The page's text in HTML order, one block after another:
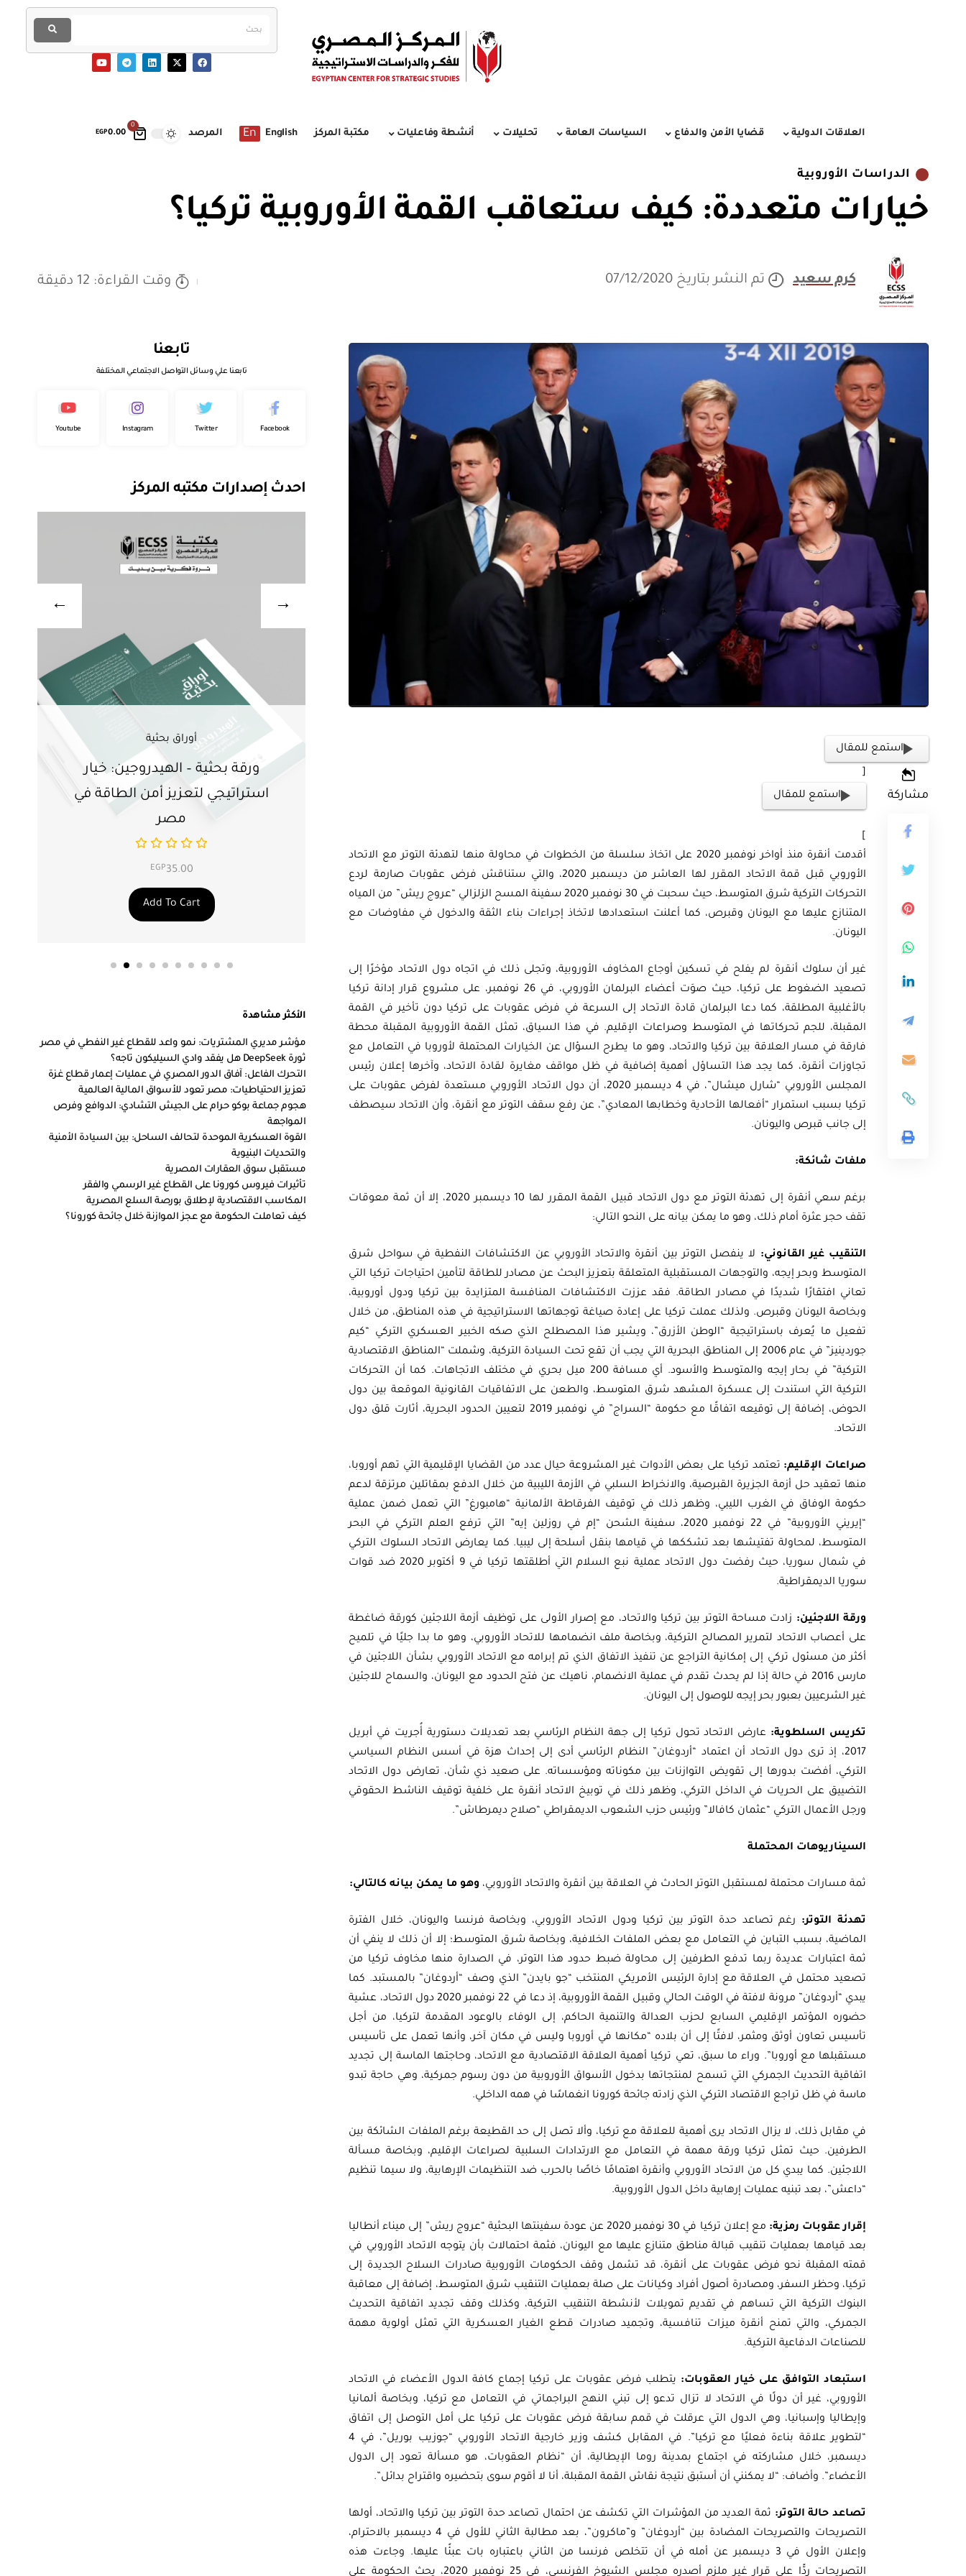
0
EGP0.00 العلاقات الدولية قضايا الأمن والدفاع السياسات العامة تحليلات أنشطة وفاعليات مكتبة المركز English
En المرصد
الدراسات الأوروبية
خيارات متعددة: كيف ستعاقب القمة الأوروبية تركيا؟
كرم سعيد تم النشر بتاريخ 07/12/2020 وقت القراءة: 12 دقيقة
استمع للمقال
مشاركة
[
استمع للمقال
]
أقدمت أنقرة منذ أواخر نوفمبر 2020 على اتخاذ سلسلة من الخطوات في محاولة منها لتهدئة التوتر مع الاتحاد
الأوروبي قبل قمة الاتحاد المقرر لها العاشر من ديسمبر 2020، والتي ستناقش فرض عقوبات صارمة لردع
التحركات التركية شرق المتوسط، حيث سحبت في 30 نوفمبر 2020 سفينة المسح الزلزالي “عروج ريش” من المياه
المتنازع عليها مع اليونان وقبرص، كما أعلنت استعدادها لاتخاذ إجراءات بناء الثقة والدخول في مفاوضات مع
اليونان.
غير أن سلوك أنقرة لم يفلح في تسكين أوجاع المخاوف الأوروبية، وتجلى ذلك في اتجاه دول الاتحاد مؤخرًا إلى
تصعيد الضغوط على تركيا، حيث صوَت أعضاء البرلمان الأوروبي، في 26 نوفمبر، على مشروع قرار إدانة تركيا
بالأغلبية المطلقة، كما دعا البرلمان قادة الاتحاد إلى السرعة في فرض عقوبات على تركيا دون تأخير في القمة
المقبلة، للجم تحركاتها في المتوسط وصراعات الإقليم. في هذا السياق، تمثل القمة الأوروبية المقبلة محطة
فارقة في مسار العلاقة بين تركيا والاتحاد، وهو ما يطرح السؤال عن الخيارات المحتملة لأوروبا في التعامل مع
تجاوزات أنقرة، كما يجد هذا التساؤل أهمية إضافية في ظل مواقف مغايرة لقادة الاتحاد، وآخرها إعلان رئيس
المجلس الأوروبي “شارل ميشال”، في 4 ديسمبر 2020، أن دول الاتحاد الأوروبي مستعدة لفرض عقوبات على
تركيا بسبب استمرار “أفعالها الأحادية وخطابها المعادي”، عن رفع سقف التوتر مع أنقرة، وأن الاتحاد سيصطف
إلى جانب قبرص واليونان.
ملفات شائكة:
برغم سعي أنقرة إلى تهدئة التوتر مع دول الاتحاد قبيل القمة المقرر لها 10 ديسمبر 2020، إلا أن ثمة معوقات
تقف حجر عثرة أمام ذلك، وهو ما يمكن بيانه على النحو التالي:
التنقيب غير القانوني: لا ينفصل التوتر بين أنقرة والاتحاد الأوروبي عن الاكتشافات النفطية في سواحل شرق
المتوسط وبحر إيجه، والتوجهات المستقبلية المتعلقة بتعزيز البحث عن مصادر للطاقة لتأمين احتياجات تركيا التي
تعاني افتقارًا شديدًا في مصادر الطاقة. فقد عززت الاكتشافات المنافسة المتزايدة بين تركيا ودول أوروبية،
وبخاصة اليونان وقبرص. ولذلك عملت تركيا على إعادة صياغة توجهاتها الاستراتيجية في هذه المناطق، من خلال
تفعيل ما يُعرف باستراتيجية “الوطن الأزرق”، ويشير هذا المصطلح الذي صكه الخبير العسكري التركي “كيم
جوردينيز” في عام 2006 إلى المناطق البحرية التي يجب أن تقع تحت السيادة التركية، وشملت “المناطق الاقتصادية
التركية” في بحار إيجه والمتوسط والأسود. أي مسافة 200 ميل بحري في مختلف الاتجاهات. كما أن التحركات
التركية التي استندت إلى عسكرة المشهد شرق المتوسط، والطعن على الاتفاقيات القانونية الموقعة بين دول
الحوض، إضافة إلى توقيعه اتفاقًا مع حكومة “السراج” في نوفمبر 2019 لتعيين الحدود البحرية، أثارت قلق دول
الاتحاد.
صراعات الإقليم: تعتمد تركيا على بعض الأدوات غير المشروعة حيال عدد من القضايا الإقليمية التي تهم أوروبا،
منها تعقيد حل أزمة الجزيرة القبرصية، والانخراط السلبي في الأزمة الليبية من خلال الدفع بمقاتلين مرتزقة لدعم
حكومة الوفاق في الغرب الليبي، وظهر ذلك في توقيف الفرقاطة الألمانية “هامبورغ” التي تعمل ضمن عملية
“إيريني الأوروبية” في 22 نوفمبر 2020، سفينة الشحن “إم في روزلين إيه” التي ترفع العلم التركي في البحر
المتوسط، لمحاولة تفتيشها بعد تشككها في قيامها بنقل أسلحة إلى ليبيا. كما يعارض الاتحاد السلوك التركي
في شمال سوريا، حيث رفضت دول الاتحاد عملية نبع السلام التي أطلقتها تركيا في 9 أكتوبر 2020 ضد قوات
سوريا الديمقراطية.
ورقة اللاجئين: زادت مساحة التوتر بين تركيا والاتحاد، مع إصرار الأولى على توظيف أزمة اللاجئين كورقة ضاغطة
على أعصاب الاتحاد لتمرير المصالح التركية، وبخاصة ملف انضمامها للاتحاد الأوروبي، وهو ما بدا جليًا في تلميح
أكثر من مسئول تركي إلى إمكانية التراجع عن تنفيذ الاتفاق الذي تم إبرامه مع الاتحاد الأوروبي بشأن اللاجئين في
مارس 2016 في حالة إذا لم يحدث تقدم في عملية الانضمام، ناهيك عن فتح الحدود مع اليونان، والسماح للاجئين
غير الشرعيين بعبور بحر إيجه للوصول إلى اليونان.
تكريس السلطوية: عارض الاتحاد تحول تركيا إلى جهة النظام الرئاسي بعد تعديلات دستورية أُجريت في أبريل
2017، إذ ترى دول الاتحاد أن اعتماد “أردوغان” النظام الرئاسي أدى إلى إحداث هزة في أسس النظام السياسي
التركي، أفضت بدورها إلى تقويض التوازنات بين مكوناته ومؤسساته. على صعيد ذي شأن، تعارض دول الاتحاد
التضييق على الحريات في الداخل التركي، وظهر ذلك في توبيخ الاتحاد أنقرة على خلفية توقيف الناشط الحقوقي
ورجل الأعمال التركي “عثمان كافالا” ورئيس حزب الشعوب الديمقراطي “صلاح ديمرطاش”.
السيناريوهات المحتملة
ثمة مسارات محتملة لمستقبل التوتر الحادث في العلاقة بين أنقرة والاتحاد الأوروبي، وهو ما يمكن بيانه كالتالي:
تهدئة التوتر: رغم تصاعد حدة التوتر بين تركيا ودول الاتحاد الأوروبي، وبخاصة فرنسا واليونان، خلال الفترة
الماضية، بسبب التباين في التعامل مع بعض الملفات الخلافية، وبخاصة شرق المتوسط؛ إلا أن ذلك لا ينفي أن
ثمة اعتبارات عديدة ربما تدفع الطرفين إلى محاولة ضبط حدود هذا التوتر، في الصدارة منها مخاوف تركيا من
تصعيد محتمل في العلاقة مع إدارة الرئيس الأمريكي المنتخب “جو بايدن” الذي وصف “أردوغان” بالمستبد. كما
يبدي “أردوغان” مرونة لافتة في الوقت الحالي وقبيل القمة الأوروبية، إذ دعا في 22 نوفمبر 2020 دول الاتحاد، عشية
حضوره المؤتمر الإقليمي السابع لحزب العدالة والتنمية الحاكم، إلى الوفاء بالوعود المقدمة لتركيا، من أجل
تأسيس تعاون أوثق ومثمر، لافتًا إلى أن بلاده “مكانها في أوروبا وليس في مكان آخر، وأنها تعمل على تأسيس
مستقبلها مع أوروبا”. وراء ما سبق، تعي تركيا أهمية العلاقة الاقتصادية مع الاتحاد، وحاجتها الماسة إلى تجديد
اتفاقية التحديث الجمركي التي تسمح لمنتجاتها بدخول الأسواق الأوروبية من دون رسوم جمركية، وهي حاجة تبدو
ماسة في ظل تراجع الاقتصاد التركي الذي زادته جائحة كورونا انغماسًا في همه الداخلي.
في مقابل ذلك، لا يزال الاتحاد يرى أهمية للعلاقة مع تركيا، وألا تصل إلى حد القطيعة برغم الملفات الشائكة بين
الطرفين. حيث تمثل تركيا ورقة مهمة في التعامل مع الارتدادات السلبية لصراعات الإقليم، وبخاصة مسألة
اللاجئين. كما يبدي كل من الاتحاد الأوروبي وأنقرة اهتمامًا خاصًا بالحرب ضد التنظيمات الإرهابية، ولا سيما تنظيم
“داعش”، بعد تبنيه عمليات إرهابية داخل الدول الأوروبية.
إقرار عقوبات رمزية:
مع إعلان تركيا في 30 نوفمبر 2020 عن عودة سفينتها البحثية “عروج ريش” إلى ميناء أنطاليا
بعد قيامها بعمليات تنقيب قبالة مناطق متنازع عليها مع اليونان، فثمة احتمالات بأن يتوجه الاتحاد الأوروبي في
قمته المقبلة نحو فرض عقوبات على أنقرة، قد تشمل وقف الحكومات الأوروبية صادرات السلاح الجديدة إلى
تركيا، وحظر السفر، ومصادرة أصول أفراد وكيانات على صلة بعمليات التنقيب شرق المتوسط، إضافة إلى معاقبة
البنوك التركية التي تساهم في تقديم تمويلات لأنشطة التنقيب التركية، وكذلك وقف تجديد اتفاقية التحديث
الجمركي، والتي تمنح أنقرة ميزات تنافسية، وتجميد صادرات قطع الغيار العسكرية التي تمثل أولوية مهمة
للصناعات الدفاعية التركية.
استبعاد التوافق على خيار العقوبات: يتطلب فرض عقوبات على تركيا إجماع كافة الدول الأعضاء في الاتحاد
الأوروبي، غير أن دولًا في الاتحاد لا تزال تدعو إلى تبني النهج البراجماتي في التعامل مع تركيا، وبخاصة ألمانيا
وإيطاليا وإسبانيا، وهي الدول التي عرقلت في قمم سابقة فرض عقوبات على تركيا على أمل التوصل إلى اتفاق
“لتطوير علاقة بناءة فعليًا مع تركيا”. في المقابل كشف وزير خارجية الاتحاد الأوروبي “جوزيب بوريل”، في 4
ديسمبر، خلال مشاركته في اجتماع بمدينة روما الإيطالية، أن “نظام العقوبات، هو مسألة تعود إلى الدول
الأعضاء”. وأضاف: “لا يمكنني أن أستبق نتيجة نقاش القمة المقبلة، أنا لا أقوم سوى بتحضيره واقتراح بدائل”.
تصاعد حالة التوتر: ثمة العديد من المؤشرات التي تكشف عن احتمال تصاعد حدة التوتر بين تركيا والاتحاد، أولها
التصريحات والتصريحات المضادة بين “أردوغان” و”ماكرون”، بعد مطالبة الثاني للأول في 4 ديسمبر بالاحترام،
وإعلان الأول في 3 ديسمبر عن أمله في أن تتخلص فرنسا من الثاني باعتباره بات عبئًا عليها. وجاءت هذه
التصريحات ردًّا على قرار غير ملزم أصدره مجلس الشيوخ الفرنسي، في 25 نوفمبر 2020، يحث الحكومة على
تابعنا
تابعنا علي وسائل التواصل الاجتماعي المختلفة
Facebook
Twitter
Instagram
Youtube
احدث إصدارات مكتبه المركز
أوراق بحثية
ورقة بحثية – الهيدروجين: خيار
استراتيجي لتعزيز أمن الطاقة في
مصر
EGP35.00
Add To Cart
EGP 35.00
Add To Cart
ورقة بحثية – الطاقة المتجددة وتعزيز
EGP 35.00
Add To Cart
على مستقبل
الأكثر مشاهدة
مؤشر مديري المشتريات: نمو واعد للقطاع غير النفطي في مصر
ثورة DeepSeek هل يفقد وادي السيليكون تاجه؟
التحرك الفاعل: آفاق الدور المصري في عمليات إعمار قطاع غزة
تعزيز الاحتياطيات: مصر تعود للأسواق المالية العالمية
هجوم جماعة بوكو حرام على الجيش التشادي: الدوافع وفرص
المواجهة
القوة العسكرية الموحدة لتحالف الساحل: بين السيادة الأمنية
والتحديات البنيوية
مستقبل سوق العقارات المصرية
تأثيرات فيروس كورونا على القطاع غير الرسمي والفقر
المكاسب الاقتصادية لإطلاق بورصة السلع المصرية
كيف تعاملت الحكومة مع عجز الموازنة خلال جائحة كورونا؟